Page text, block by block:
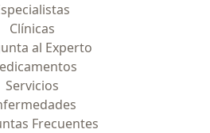
Clínicas
al Experto
Servicios
Frecuentes